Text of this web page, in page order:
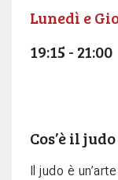
Lunedì e
19:15 - 21:00
Cos’è il
Il judo è